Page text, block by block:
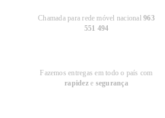
Chamada para rede móvel nacional963
551 494
Fazemos entregas em todo o país com
rapideze segurança